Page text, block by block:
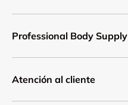
Professional Body Supply
Atención al cliente